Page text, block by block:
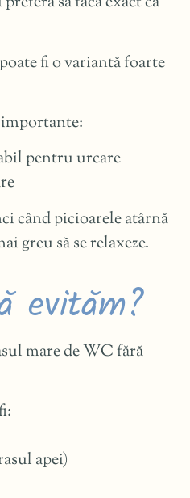
fi o variantă foarte
pentru urcare
când picioarele atârnă
greu să se relaxeze.
evităm?
mare de WC fără
apei)